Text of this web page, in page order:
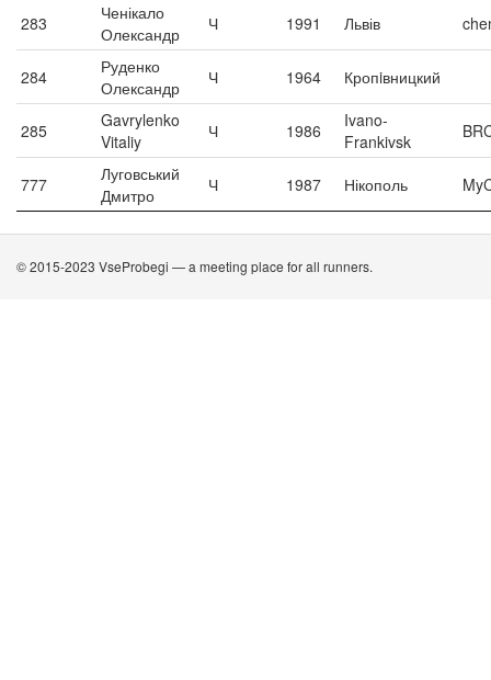
283
Ченікало
Олександр
Ч 1991 Львів
284
Руденко
Олександр
Ч 1964 Кропiвницкий
285
Gavrylenko
Vitaliy
Ч 1986
Ivano-
Frankivsk
777
Луговський
Дмитро
Ч 1987 Нікополь
© 2015-2023 VseProbegi — a meeting place for all runners.